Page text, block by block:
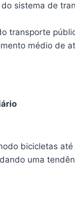
sistema de
transporte
médio de
bicicletas
uma